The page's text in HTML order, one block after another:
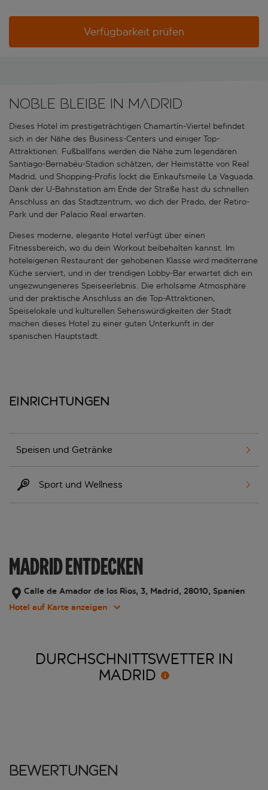
Verfügbarkeit prüfen
Noble Bleibe in Madrid
Dieses Hotel im prestigeträchtigen Chamartín-Viertel befindet
sich in der Nähe des Business-Centers und einiger Top-
Attraktionen. Fußballfans werden die Nähe zum legendären
Santiago-Bernabéu-Stadion schätzen, der Heimstätte von Real
Madrid, und Shopping-Profis lockt die Einkaufsmeile La Vaguada.
Dank der U-Bahnstation am Ende der Straße hast du schnellen
Anschluss an das Stadtzentrum, wo dich der Prado, der Retiro-
Park und der Palacio Real erwarten.
Dieses moderne, elegante Hotel verfügt über einen
Fitnessbereich, wo du dein Workout beibehalten kannst. Im
hoteleigenen Restaurant der gehobenen Klasse wird mediterrane
Küche serviert, und in der trendigen Lobby-Bar erwartet dich ein
ungezwungeneres Speiseerlebnis. Die erholsame Atmosphäre
und der praktische Anschluss an die Top-Attraktionen,
Speiselokale und kulturellen Sehenswürdigkeiten der Stadt
machen dieses Hotel zu einer guten Unterkunft in der
spanischen Hauptstadt.
Einrichtungen
Speisen und Getränke
Sport und Wellness
MADRID ENTDECKEN
Calle de Amador de los Ríos, 3, Madrid, 28010, Spanien
Hotel auf Karte anzeigen
DURCHSCHNITTSWETTER IN
MADRID
Bewertungen